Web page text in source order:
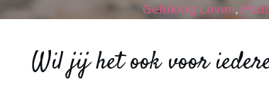
Gelukkig Leven,
Wil jij het ook voor